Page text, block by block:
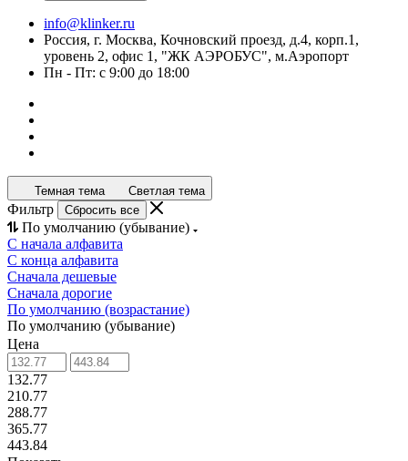
info@klinker.ru
Россия, г. Москва, Кочновский проезд, д.4, корп.1,
уровень 2, офис 1, "ЖК АЭРОБУС", м.Аэропорт
Пн - Пт: с 9:00 до 18:00
Темная тема Светлая тема
Фильтр Сбросить все
По умолчанию (убывание)
С начала алфавита
С конца алфавита
Сначала дешевые
Сначала дорогие
По умолчанию (возрастание)
По умолчанию (убывание)
Цена
132.77
210.77
288.77
365.77
443.84